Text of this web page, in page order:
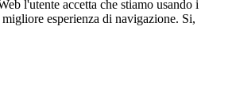
l'utente accetta che stiamo usando i
esperienza di navigazione. Si,